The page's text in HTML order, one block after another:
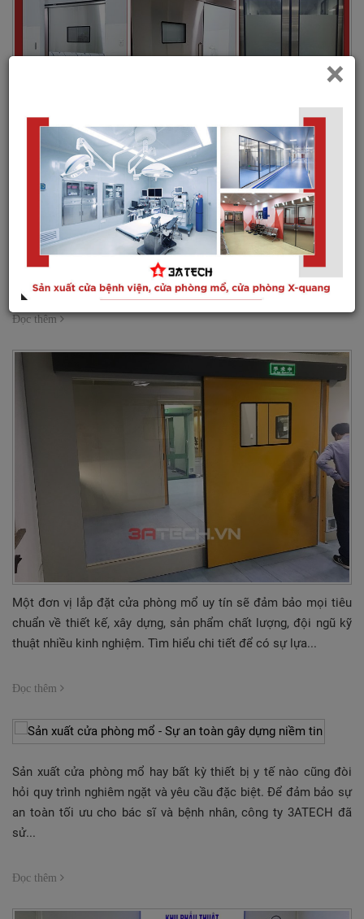
Chi tiết báo giá cửa phòng mổ bệnh viện chính xác nhất, tiết
kiệm nhất sẽ được 3ATECH cập nhật trong bài viết dưới đây.
Nếu đang có nhu cầu lắp đặt cửa phòng mổ bệnh viện, cửa
Đọc thêm
Một đơn vị lắp đặt cửa phòng mổ uy tín sẽ đảm bảo mọi tiêu
chuẩn về thiết kế, xây dựng, sản phẩm chất lượng, đội ngũ kỹ
thuật nhiều kinh nghiệm. Tìm hiểu chi tiết để có sự lựa...
Đọc thêm
Sản xuất cửa phòng mổ hay bất kỳ thiết bị y tế nào cũng đòi
hỏi quy trình nghiêm ngặt và yêu cầu đặc biệt. Để đảm bảo sự
an toàn tối ưu cho bác sĩ và bệnh nhân, công ty 3ATECH đã
sử...
Đọc thêm
×